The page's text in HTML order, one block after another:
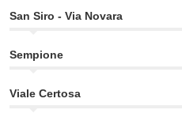
San Siro - Via Novara
Sempione
Viale Certosa